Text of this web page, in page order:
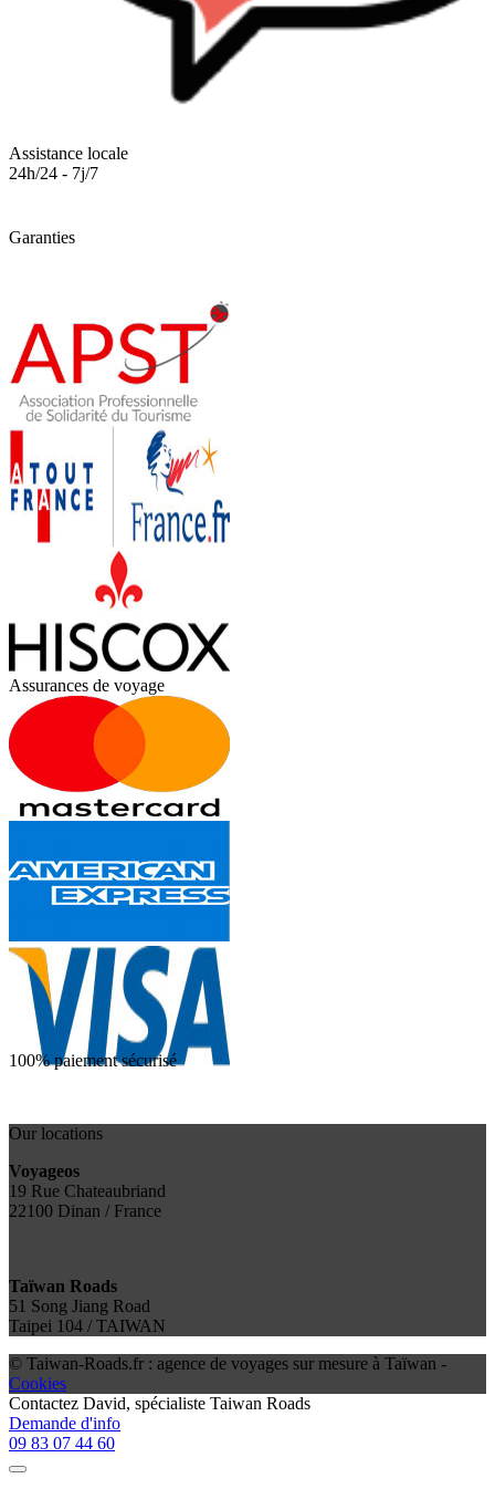
Assistance locale
24h/24 - 7j/7
Garanties
Assurances de voyage
100% paiement sécurisé
Our locations
Voyageos
19 Rue Chateaubriand
22100 Dinan / France
Taïwan Roads
51 Song Jiang Road
Taipei 104 / TAIWAN
© Taiwan-Roads.fr : agence de voyages sur mesure à Taïwan -
Cookies
Contactez David, spécialiste Taiwan Roads
Demande d'info
09 83 07 44 60